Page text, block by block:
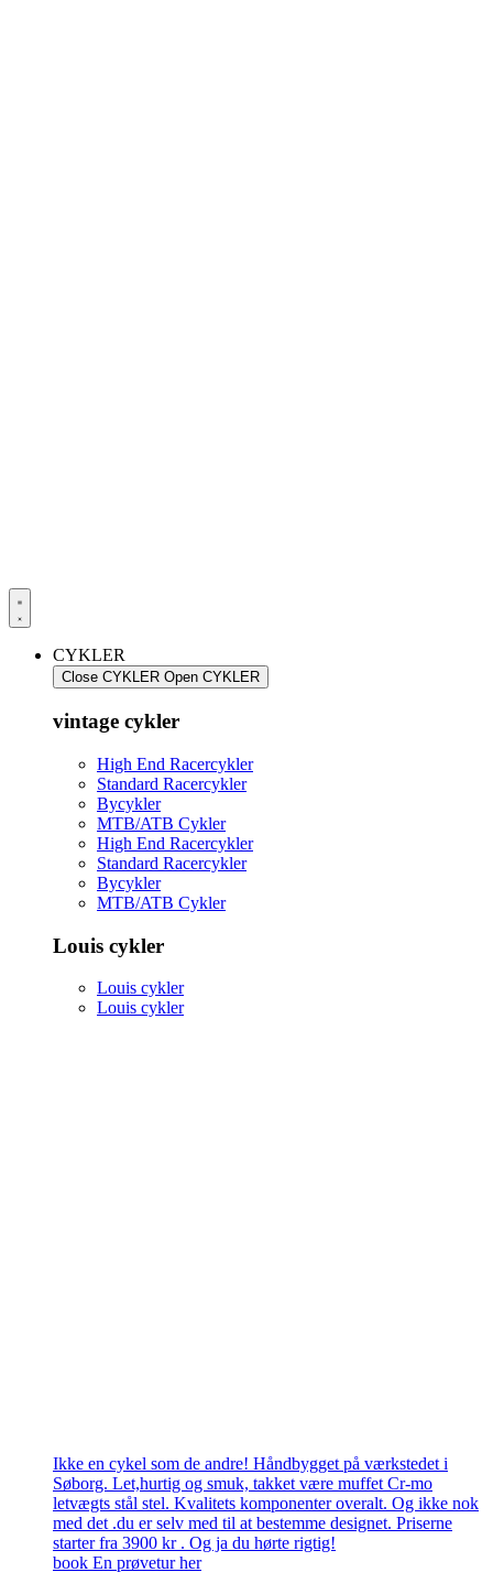
CYKLER
Close CYKLER Open CYKLER
vintage cykler
High End Racercykler
Standard Racercykler
Bycykler
MTB/ATB Cykler
High End Racercykler
Standard Racercykler
Bycykler
MTB/ATB Cykler
Louis cykler
Louis cykler
Louis cykler
Ikke en cykel som de andre! Håndbygget på værkstedet i
Søborg. Let,hurtig og smuk, takket være muffet Cr-mo
letvægts stål stel. Kvalitets komponenter overalt. Og ikke nok
med det .du er selv med til at bestemme designet. Priserne
starter fra 3900 kr . Og ja du hørte rigtig!
book En prøvetur her